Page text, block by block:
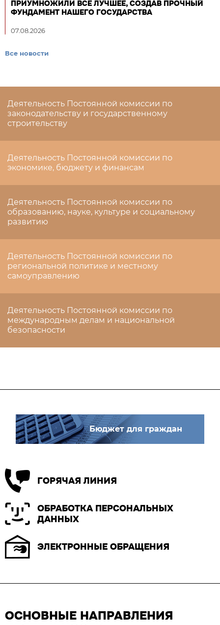
ПРИУМНОЖИЛИ ВСЕ ЛУЧШЕЕ, СОЗДАВ ПРОЧНЫЙ
ФУНДАМЕНТ НАШЕГО ГОСУДАРСТВА
07.08.2026
Все новости
Деятельность Постоянной комиссии по
законодательству и государственному
строительству
Деятельность Постоянной комиссии по
экономике, бюджету и финансам
Деятельность Постоянной комиссии по
образованию, науке, культуре и социальному
развитию
Деятельность Постоянной комиссии по
региональной политике и местному
самоуправлению
Деятельность Постоянной комиссии по
международным делам и национальной
безопасности
Бюджет для граждан
ГОРЯЧАЯ ЛИНИЯ
ОБРАБОТКА ПЕРСОНАЛЬНЫХ
ДАННЫХ
ЭЛЕКТРОННЫЕ ОБРАЩЕНИЯ
ОСНОВНЫЕ НАПРАВЛЕНИЯ